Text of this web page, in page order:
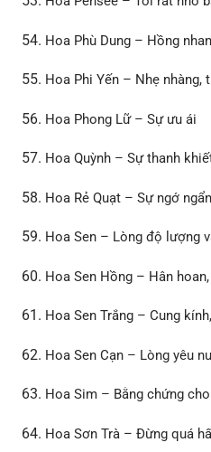
Hoa Phù Dung – Hồng
Hoa Phi Yến – Nhẹ nhàng,
Hoa Phong Lữ – Sự ưu ái
Hoa Quỳnh – Sự thanh
Hoa Rẻ Quạt – Sự ngớ ngẩn
Hoa Sen – Lòng độ lượng
Hoa Sen Hồng – Hân
Hoa Sen Trắng – Cung
Hoa Sen Cạn – Lòng yêu
Hoa Sim – Bằng chứng
Hoa Sơn Trà – Đừng quá